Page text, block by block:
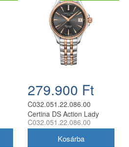
279.900 Ft
C032.051.22.086.00
Certina DS Action Lady
Diamonds női analóg karóra
C032.051.22.086.00